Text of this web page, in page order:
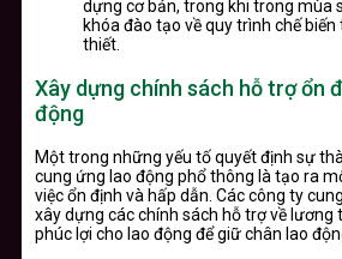
dựng cơ bản, trong khi trong mùa
khóa đào tạo về quy trình chế
thiết.
Xây dựng chính sách hỗ trợ ổn
động
Một trong những yếu tố quyết định sự
cung ứng lao động phổ thông là tạo ra
việc ổn định và hấp dẫn. Các công ty
xây dựng các chính sách hỗ trợ về lương
phúc lợi cho lao động để giữ chân lao